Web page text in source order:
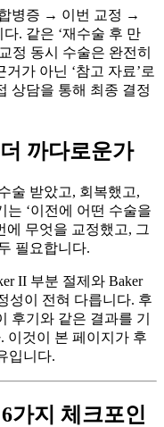
병증 → 이번 교정 →
. 같은 ‘재수술 후 만
정 동시 수술은 완전히
가 아닌 ‘참고 자료’로
상담을 통해 최종 결정
까다로운가
술 받았고, 회복했고,
는 ‘이전에 어떤 수술을
에 무엇을 교정했고, 그
필요합니다.
II 부분 절제와 Baker
성이 전혀 다릅니다. 후
후기와 같은 결과를 기
이것이 본 페이지가 후
입니다.
가지 체크포인